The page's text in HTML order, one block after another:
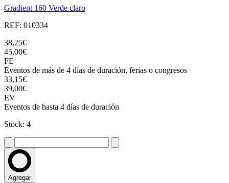
Gradient 160 Verde claro
REF: 010334
38,25€
45,00€
FE
Eventos de más de 4 días de duración, ferias o congresos
33,15€
39,00€
EV
Eventos de hasta 4 días de duración
Stock: 4
Agregar